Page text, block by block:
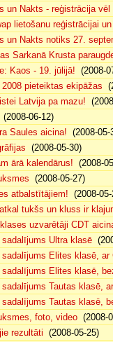
un Nakts - reģistrācija
lietošanu reģistrācijai
un Nakts notiks 27.
Sarkanā Krusta
Kaos - 19. jūlijā! (2008-
pieteiktas ekipāžas
Latvija pa mazu!
(2008-06-12)
Saules aicina! (2008-05-
(2008-05-30)
ārā kalendārus! (2008-
(2008-05-27)
atbalstītājiem! (2008-
tukšs un kluss ir
uzvarētāji CDT
sadalījums Ultra klasē
sadalījums Elites klasē, ar
sadalījums Elites klasē,
sadalījums Tautas klasē,
sadalījums Tautas klasē,
foto, video (2008-
rezultāti (2008-05-25)